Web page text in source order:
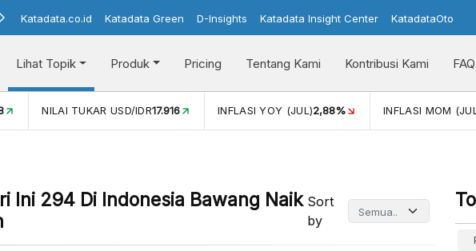
Katadata.co.id Katadata Green D-Insights Katadata Insight Center KatadataOto
Lihat Topik Produk Pricing Tentang Kami Kontribusi Kami FAQ
INFLASI YOY (JUL)2,88% INFLASI MOM (JUL)-0,14% PERTUMBUHAN
Ini 294 Di Indonesia Bawang Naik Sort
by